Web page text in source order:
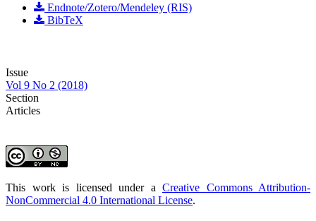
Endnote/Zotero/Mendeley (RIS)
BibTeX
Issue
Vol 9 No 2 (2018)
Section
Articles
This work is licensed under a Creative Commons Attribution-
NonCommercial 4.0 International License.